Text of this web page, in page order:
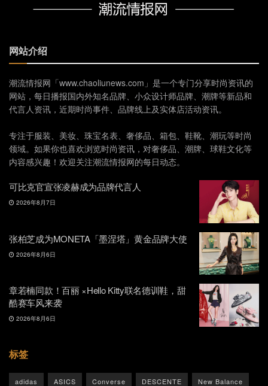
网站介绍
潮流情报网「www.chaoliunews.com」是一个专门分享时尚资讯的
网站，每日播报国内外知名品牌、小众设计师品牌、潮牌等新品和
代言人资讯，近期时尚事件、品牌线上及实体店活动资讯。
专注于服装、美妆、珠宝名表、奢侈品、箱包、鞋靴、潮玩等时尚
领域。如果你也喜欢浏览时尚资讯，对奢侈品、潮牌、球鞋文化等
内容感兴趣！欢迎关注潮流情报网的每日动态。
可比克官宣张凌赫成为品牌代言人
2026年8月7日
张柏芝成为MONETA「墨涅塔」黄金品牌大使
2026年8月6日
章若楠同款！百丽 ×Hello Kitty联名德训鞋，甜
酷赛车风来袭
2026年8月6日
标签
adidas ASICS Converse DESCENTE New Balance